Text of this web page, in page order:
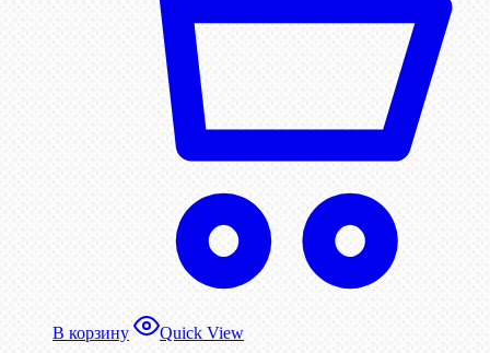
В корзину Quick View